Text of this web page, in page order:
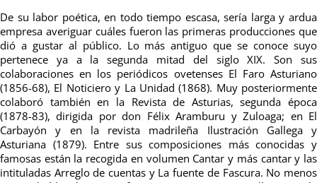
De su labor poética, en todo tiempo escasa, sería larga y ardua
empresa averiguar cuáles fueron las primeras producciones que
dió a gustar al público. Lo más antiguo que se conoce suyo
pertenece ya a la segunda mitad del siglo XIX. Son sus
colaboraciones en los periódicos ovetenses El Faro Asturiano
(1856-68), El Noticiero y La Unidad (1868). Muy posteriormente
colaboró también en la Revista de Asturias, segunda época
(1878-83), dirigida por don Félix Aramburu y Zuloaga; en El
Carbayón y en la revista madrileña Ilustración Gallega y
Asturiana (1879). Entre sus composiciones más conocidas y
famosas están la recogida en volumen Cantar y más cantar y las
intituladas Arreglo de cuentas y La fuente de Fascura. No menos